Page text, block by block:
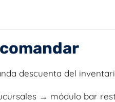
descuenta del
→ módulo bar